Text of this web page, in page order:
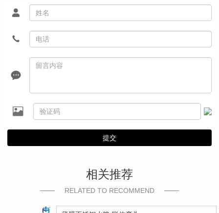
提交
相关推荐
RELATED TO RECOMMEND